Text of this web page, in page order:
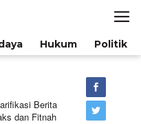
Hukum Politik
Berita
dan Fitnah